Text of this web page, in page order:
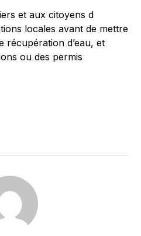
et aux citoyens d
locales avant de mettre
récupération d’eau, et
ou des permis